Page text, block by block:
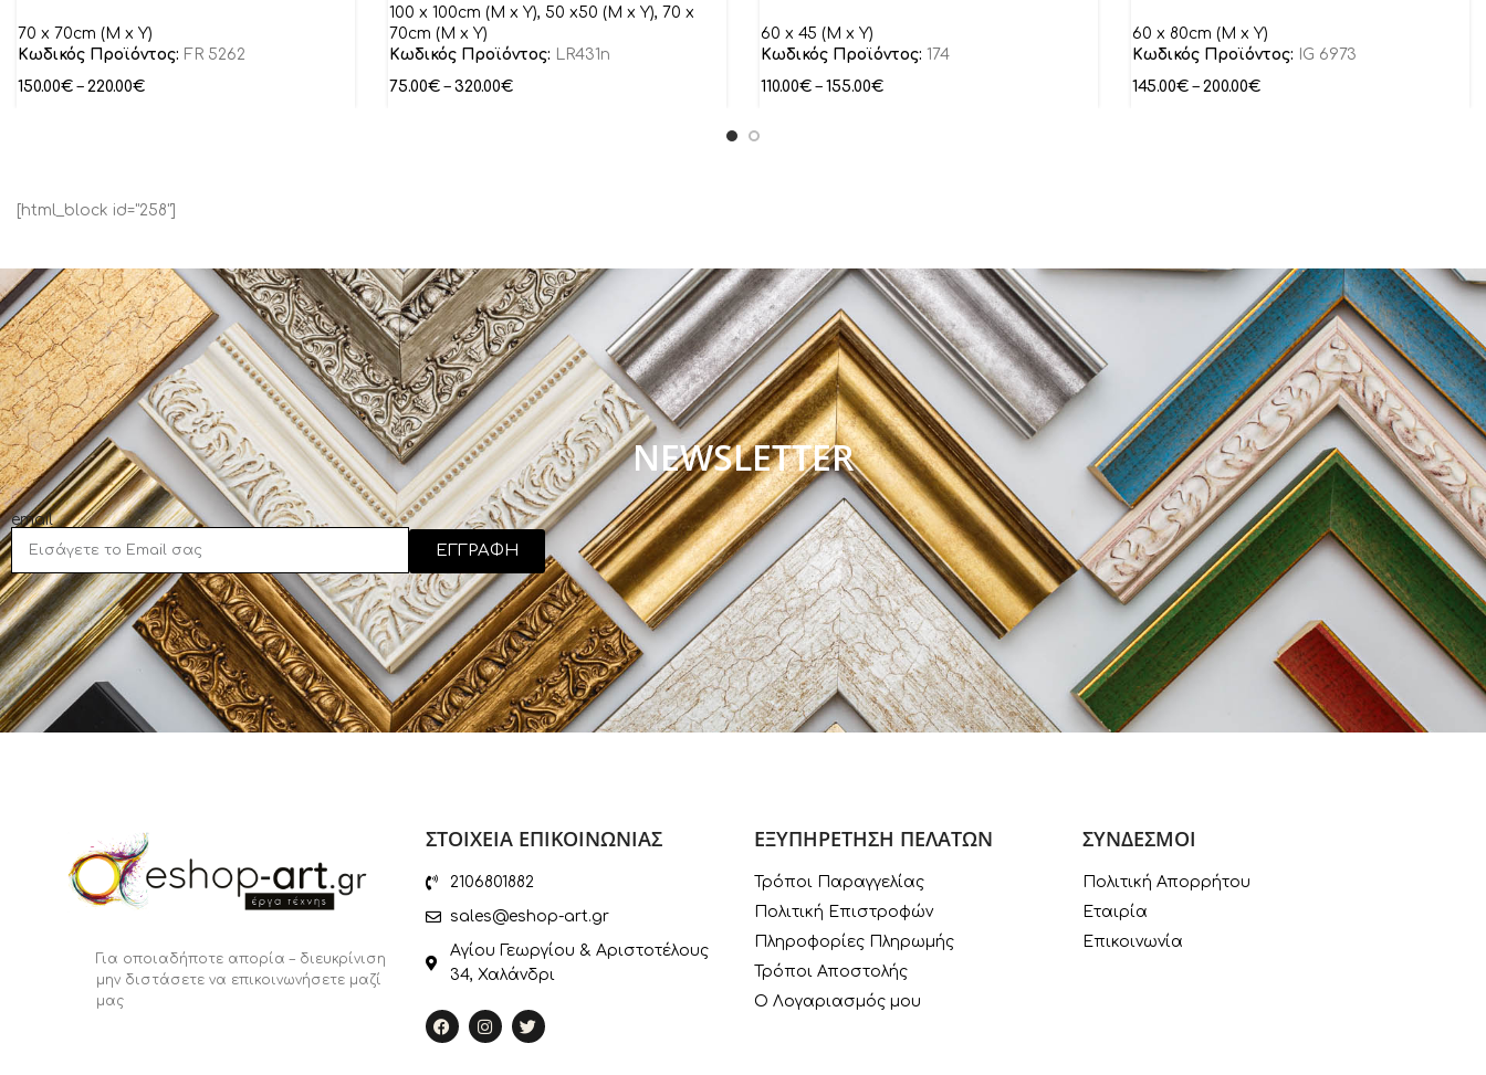
70 x 70cm (M x Y)
Κωδικός Προϊόντος: FR 5262
150.00€ – 220.00€
100 x 100cm (M x Y), 50 x50 (M x Y), 70 x
70cm (M x Y)
Κωδικός Προϊόντος: LR431n
75.00€ – 320.00€
60 x 45 (M x Y)
Κωδικός Προϊόντος: 174
110.00€ – 155.00€
60 x 80cm (M x Y)
Κωδικός Προϊόντος:
IG 6973
145.00€ – 200.00€
[html_block id="258"]
NEWSLETTER
email
ΕΓΓΡΑΦΗ
Για οποιαδήποτε απορία – διευκρίνιση
μην διστάσετε να επικοινωνήσετε μαζί
μας
ΣΤΟΙΧΕΙΑ ΕΠΙΚΟΙΝΩΝΙΑΣ
2106801882
sales@eshop-art.gr
Αγίου Γεωργίου & Αριστοτέλους
34, Χαλάνδρι
ΕΞΥΠΗΡΕΤΗΣΗ ΠΕΛΑΤΩΝ
Τρόποι Παραγγελίας
Πολιτική Επιστροφών
Πληροφορίες Πληρωμής
Τρόποι Αποστολής
Ο Λογαριασμός μου
ΣΥΝΔΕΣΜΟΙ
Πολιτική Απορρήτου
Εταιρία
Επικοινωνία